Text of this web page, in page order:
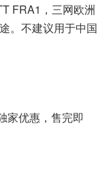
FRA1，三网欧洲
。不建议用于中国
家优惠，售完即